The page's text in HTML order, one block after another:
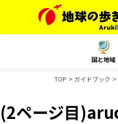
国と地域
TOP ガイドブック
(2ページ目